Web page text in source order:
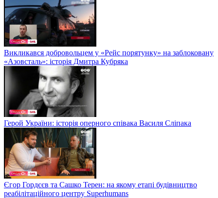
Викликався добровольцем у «Рейс порятунку» на заблоковану
«Азовсталь»: історія Дмитра Кубряка
Герой України: історія оперного співака Василя Сліпака
Єгор Гордєєв та Сашко Терен: на якому етапі будівництво
реабілітаційного центру Superhumans